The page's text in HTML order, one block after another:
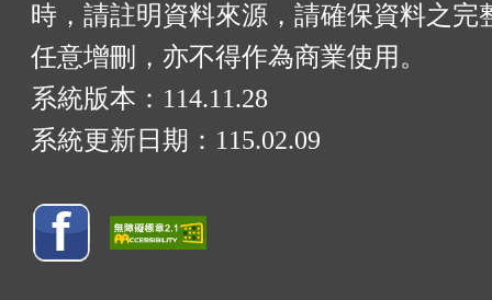
時，請註明資料來源，請確保資料之完
任意增刪，亦不得作為商業使用。
系統版本： 114.11.28
系統更新日期： 115.02.09